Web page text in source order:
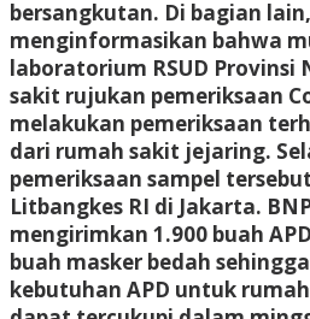
bersangkutan. Di bagian
menginformasikan bahwa
laboratorium RSUD Provinsi
sakit rujukan pemeriksaan
melakukan pemeriksaan
dari rumah sakit jejaring.
pemeriksaan sampel
Litbangkes RI di Jakarta.
mengirimkan 1.900 buah
buah masker bedah
kebutuhan APD untuk